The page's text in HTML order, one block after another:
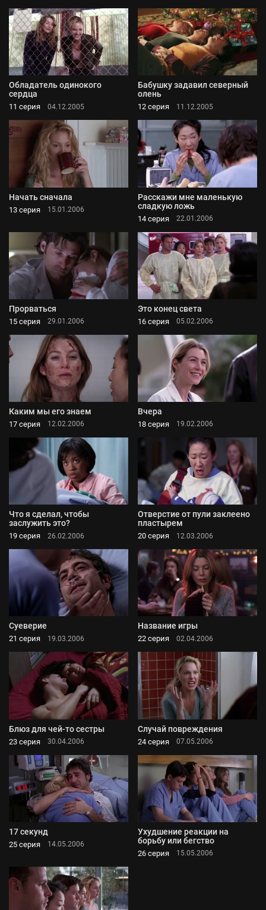
Обладатель одинокого
сердца
11 серия 04.12.2005
Бабушку задавил северный
олень
12 серия 11.12.2005
Начать сначала
13 серия 15.01.2006
Расскажи мне маленькую
сладкую ложь
14 серия 22.01.2006
Прорваться
15 серия 29.01.2006
Это конец света
16 серия 05.02.2006
Каким мы его знаем
17 серия 12.02.2006
Вчера
18 серия 19.02.2006
Что я сделал, чтобы
заслужить это?
19 серия 26.02.2006
Отверстие от пули заклеено
пластырем
20 серия 12.03.2006
Суеверие
21 серия 19.03.2006
Название игры
22 серия 02.04.2006
Блюз для чей-то сестры
23 серия 30.04.2006
Случай повреждения
24 серия 07.05.2006
17 секунд
25 серия 14.05.2006
Ухудшение реакции на
борьбу или бегство
26 серия 15.05.2006